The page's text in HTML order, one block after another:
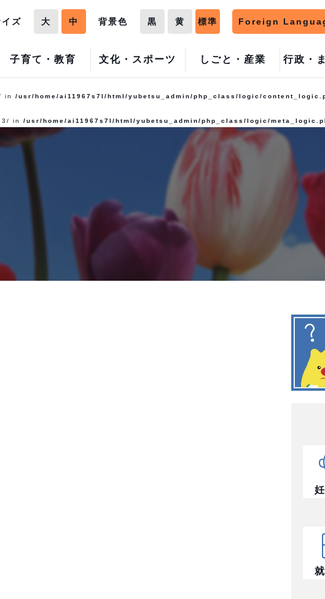
in /usr/home/ai11967s7l/html/yubetsu_admin/php_class/logic/
3/ in /usr/home/ai11967s7l/html/yubetsu_admin/php_class/logic/
子育て・教育 文化・スポーツ しごと・産業 行政・
ズ 大 中 背景色 黒 黄 標準 Foreign